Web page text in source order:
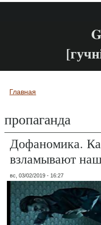
Вы здесь
Главная
пропаганда
Дофаномика.
взламывают
вс, 03/02/2019 - 16:27